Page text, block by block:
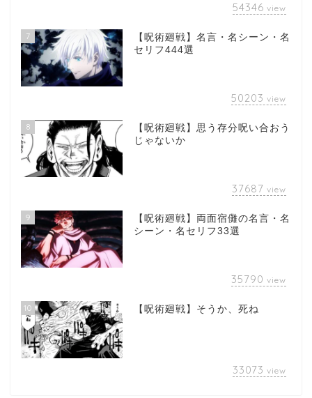
54346 view
7
【呪術廻戦】名言・名シーン・名
セリフ444選
50203 view
8
【呪術廻戦】思う存分呪い合おう
じゃないか
37687 view
9
【呪術廻戦】両面宿儺の名言・名
シーン・名セリフ33選
35790 view
10 【呪術廻戦】そうか、死ね
33073 view